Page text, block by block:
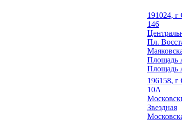
191024, г
146
Пл.
Площадь
Площадь
196158, г
10А
Звездная